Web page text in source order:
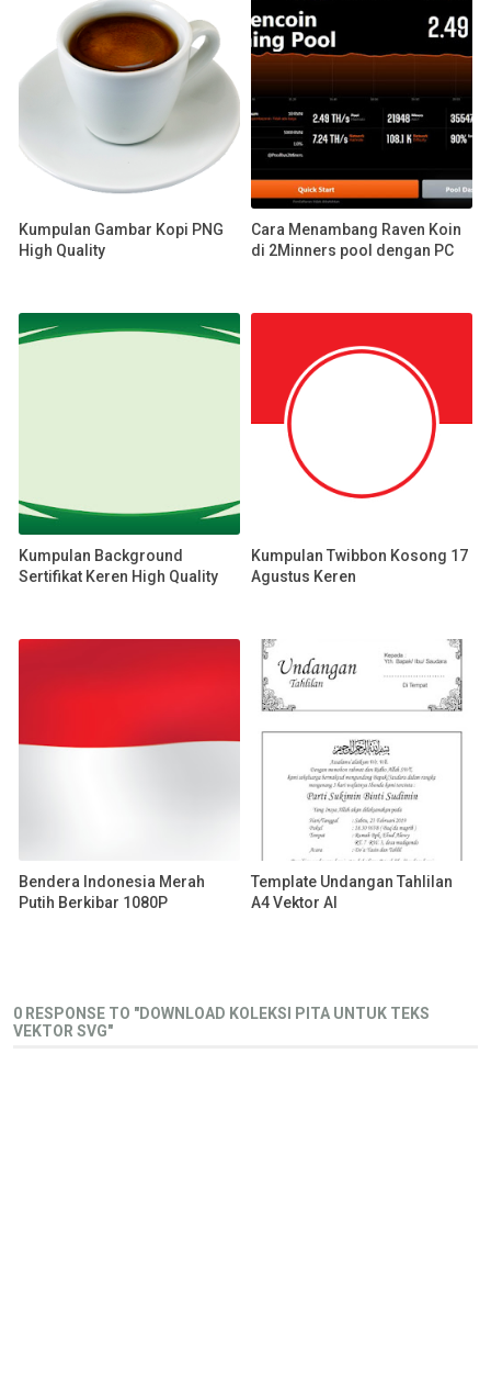
Kumpulan Gambar Kopi PNG
High Quality
Cara Menambang Raven Koin
di 2Minners pool dengan PC
Kumpulan Background
Sertifikat Keren High Quality
Kumpulan Twibbon Kosong 17
Agustus Keren
Bendera Indonesia Merah
Putih Berkibar 1080P
Template Undangan Tahlilan
A4 Vektor AI
0 RESPONSE TO "DOWNLOAD KOLEKSI PITA UNTUK TEKS
VEKTOR SVG"